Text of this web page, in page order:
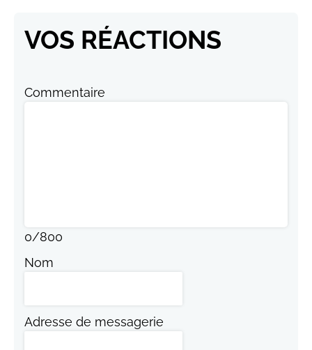
VOS RÉACTIONS
Commentaire
0/800
Nom
Adresse de messagerie